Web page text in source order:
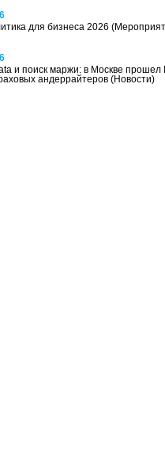
для бизнеса 2026
и поиск маржи: в Москве прошел
андеррайтеров (Новости)